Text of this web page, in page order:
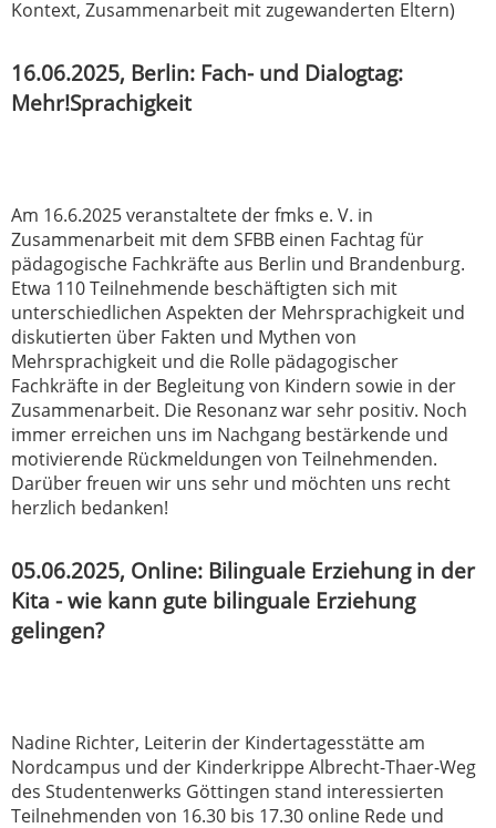
Kontext, Zusammenarbeit mit zugewanderten Eltern)
16.06.2025, Berlin: Fach- und Dialogtag:
Mehr!Sprachigkeit
Am 16.6.2025 veranstaltete der fmks e. V. in
Zusammenarbeit mit dem SFBB einen Fachtag für
pädagogische Fachkräfte aus Berlin und Brandenburg.
Etwa 110 Teilnehmende beschäftigten sich mit
unterschiedlichen Aspekten der Mehrsprachigkeit und
diskutierten über Fakten und Mythen von
Mehrsprachigkeit und die Rolle pädagogischer
Fachkräfte in der Begleitung von Kindern sowie in der
Zusammenarbeit. Die Resonanz war sehr positiv. Noch
immer erreichen uns im Nachgang bestärkende und
motivierende Rückmeldungen von Teilnehmenden.
Darüber freuen wir uns sehr und möchten uns recht
herzlich bedanken!
05.06.2025, Online: Bilinguale Erziehung in der
Kita - wie kann gute bilinguale Erziehung
gelingen?
Nadine Richter, Leiterin der Kindertagesstätte am
Nordcampus und der Kinderkrippe Albrecht-Thaer-Weg
des Studentenwerks Göttingen stand interessierten
Teilnehmenden von 16.30 bis 17.30 online Rede und